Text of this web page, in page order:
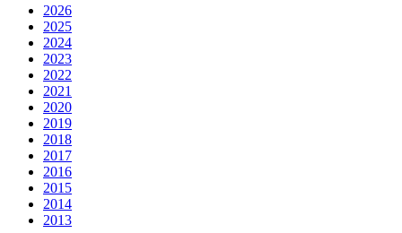
2026
2025
2024
2023
2022
2021
2020
2019
2018
2017
2016
2015
2014
2013